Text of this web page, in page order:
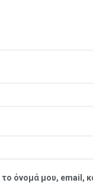
όνομά μου, email,